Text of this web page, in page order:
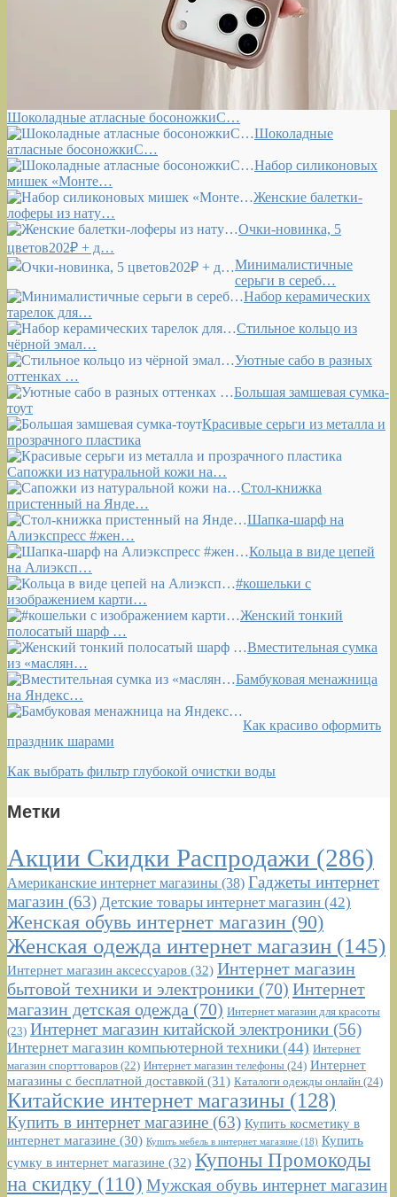
Шоколадные атласные босоножкиС…
Шоколадные
атласные босоножкиС…
Набор силиконовых
мишек «Монте…
Женские балетки-
лоферы из нату…
Очки-новинка, 5
цветов202₽ + д…
Минималистичные
серьги в сереб…
Набор керамических
тарелок для…
Стильное кольцо из
чёрной эмал…
Уютные сабо в разных
оттенках …
Большая замшевая сумка-
тоут
Красивые серьги из металла и
прозрачного пластика
Сапожки из натуральной кожи на…
Стол-книжка
пристенный на Янде…
Шапка-шарф на
Алиэкспресс #жен…
Кольца в виде цепей
на Алиэксп…
#кошельки с
изображением карти…
Женский тонкий
полосатый шарф …
Вместительная сумка
из «маслян…
Бамбуковая менажница
на Яндекс…
Как красиво оформить
праздник шарами
Как выбрать фильтр глубокой очистки воды
Метки
Акции Скидки Распродажи (286)
Американские интернет магазины (38) Гаджеты интернет
магазин (63) Детские товары интернет магазин (42)
Женская обувь интернет магазин (90)
Женская одежда интернет магазин (145)
Интернет магазин аксессуаров (32) Интернет магазин
бытовой техники и электроники (70) Интернет
магазин детская одежда (70) Интернет магазин для красоты
(23) Интернет магазин китайской электроники (56)
Интернет магазин компьютерной техники (44) Интернет
магазин спорттоваров (22) Интернет магазин телефоны (24) Интернет
магазины с бесплатной доставкой (31) Каталоги одежды онлайн (24)
Китайские интернет магазины (128)
Купить в интернет магазине (63) Купить косметику в
интернет магазине (30) Купить мебель в интернет магазине (18) Купить
сумку в интернет магазине (32) Купоны Промокоды
на скидку (110) Мужская обувь интернет магазин